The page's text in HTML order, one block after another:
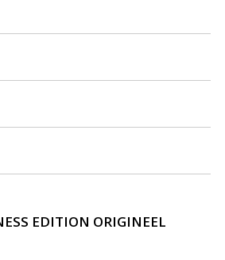
EDITION ORIGINEEL